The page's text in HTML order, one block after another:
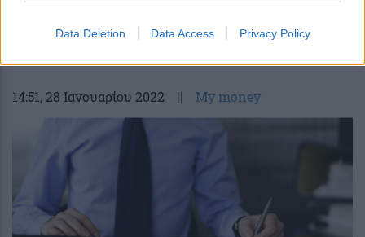
Data Deletion Data Access Privacy Policy
ΟΑΕΔ, ΟΠΕΚΑ και Υπουργείο Εργασίας
14:51, 28 Ιανουαρίου 2022 || My money